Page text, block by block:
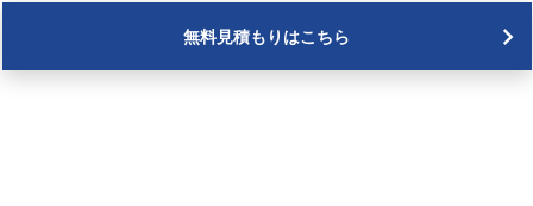
無料見積もりはこちら